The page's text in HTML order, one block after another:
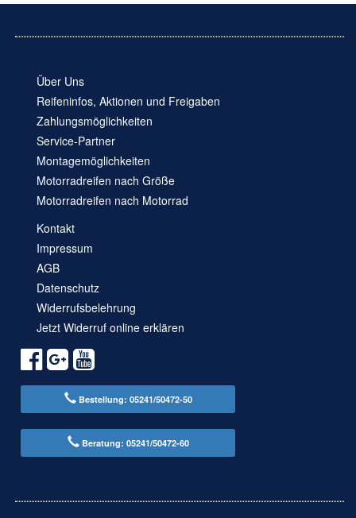
Über Uns
Reifeninfos, Aktionen und Freigaben
Zahlungsmöglichkeiten
Service-Partner
Montagemöglichkeiten
Motorradreifen nach Größe
Motorradreifen nach Motorrad
Kontakt
Impressum
AGB
Datenschutz
Widerrufsbelehrung
Jetzt Widerruf online erklären
Bestellung: 05241/50472-50
Beratung: 05241/50472-60